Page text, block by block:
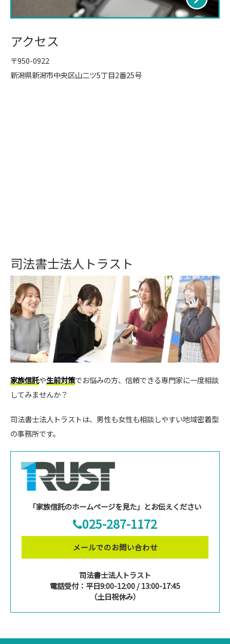
アクセス
〒950-0922
新潟県新潟市中央区山二ツ5丁目2番25号
司法書士法人トラスト
家族信託や生前対策でお悩みの方、信頼できる専門家に一度相談
してみませんか？
司法書士法人トラストは、男性も女性も相談しやすい地域密着型
の事務所です。
「家族信託のホームページを見た」とお伝えください
025-287-1172
メールでのお問い合わせ
司法書士法人トラスト
電話受付：平日9:00-12:00 / 13:00-17:45
（土日祝休み）